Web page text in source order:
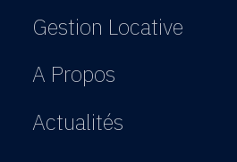
Gestion Locative
A Propos
Actualités